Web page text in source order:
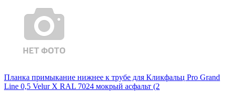
Планка примыкание нижнее к трубе для Кликфальц Pro Grand
Line 0,5 Velur X RAL 7024 мокрый асфальт (2